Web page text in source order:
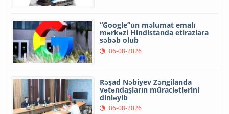
“Google”un məlumat emalı
mərkəzi Hindistanda etirazlara
səbəb olub
06-08-2026
Rəşad Nəbiyev Zəngilanda
vətəndaşların müraciətlərini
dinləyib
06-08-2026